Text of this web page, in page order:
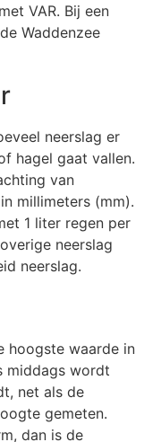
VAR. Bij een
Waddenzee
neerslag er
hagel gaat vallen.
van
millimeters (mm).
1 liter regen per
neerslag
neerslag.
hoogste waarde in
middags wordt
net als de
gemeten.
dan is de